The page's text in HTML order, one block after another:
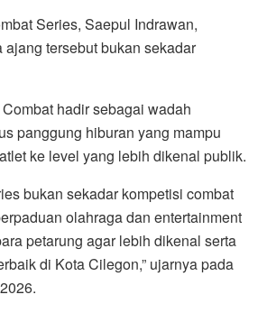
Series, Saepul Indrawan,
ajang tersebut bukan sekadar
hadir sebagai wadah
panggung hiburan yang mampu
ke level yang lebih dikenal publik.
bukan sekadar kompetisi combat
olahraga dan entertainment
petarung agar lebih dikenal serta
di Kota Cilegon,” ujarnya pada